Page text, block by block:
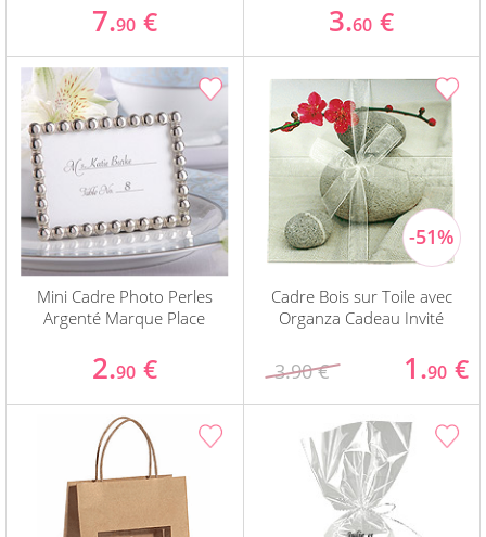
7.90 € 3.60 €
Mini Cadre Photo Perles
Argenté Marque Place
2.90 €
Cadre Bois sur Toile avec
Organza Cadeau Invité
3.90 € 1.90 €